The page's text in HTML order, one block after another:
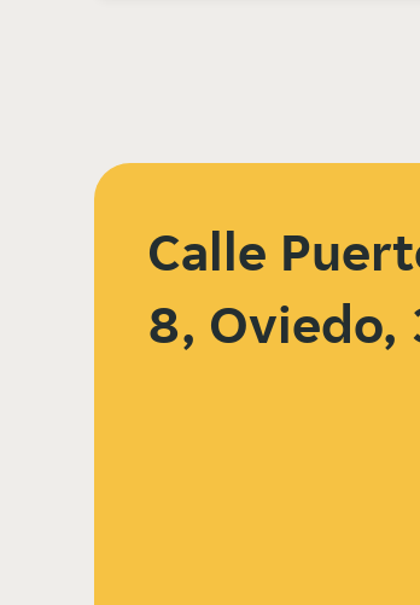
Calle
8,